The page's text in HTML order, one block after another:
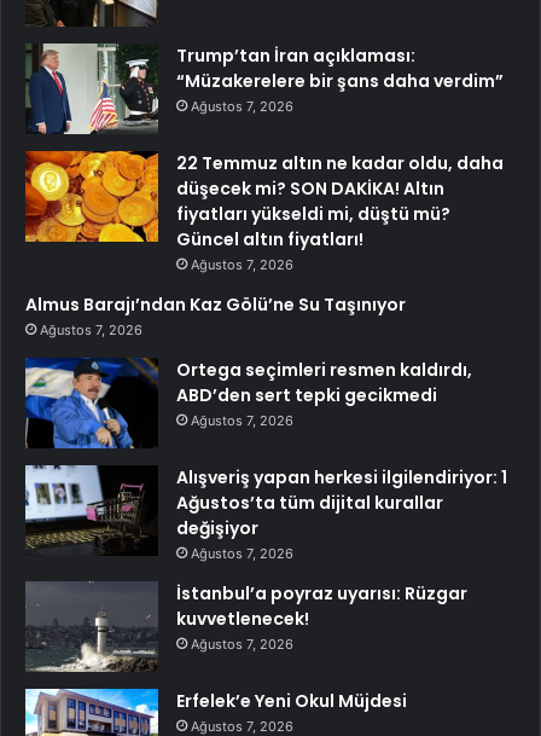
Trump’tan İran açıklaması:
“Müzakerelere bir şans daha verdim”
Ağustos 7, 2026
22 Temmuz altın ne kadar oldu, daha
düşecek mi? SON DAKİKA! Altın
fiyatları yükseldi mi, düştü mü?
Güncel altın fiyatları!
Ağustos 7, 2026
Almus Barajı’ndan Kaz Gölü’ne Su Taşınıyor
Ağustos 7, 2026
Ortega seçimleri resmen kaldırdı,
ABD’den sert tepki gecikmedi
Ağustos 7, 2026
Alışveriş yapan herkesi ilgilendiriyor: 1
Ağustos’ta tüm dijital kurallar
değişiyor
Ağustos 7, 2026
İstanbul’a poyraz uyarısı: Rüzgar
kuvvetlenecek!
Ağustos 7, 2026
Erfelek’e Yeni Okul Müjdesi
Ağustos 7, 2026